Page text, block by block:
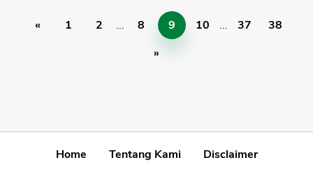
« 1 2 ... 8 9 10 ... 37
38
»
Home Tentang Kami
Disclaimer